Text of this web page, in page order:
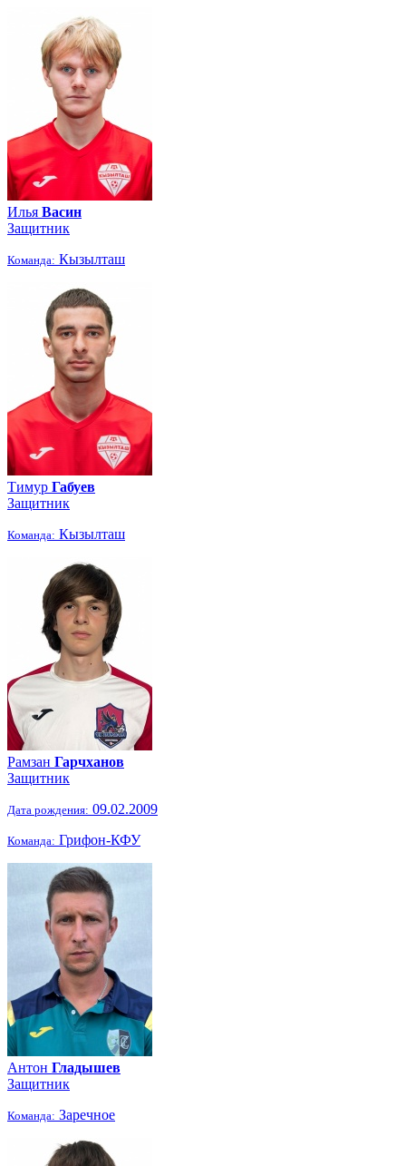
Илья Васин
Защитник
Команда: Кызылташ
Тимур Габуев
Защитник
Команда: Кызылташ
Рамзан Гарчханов
Защитник
Дата рождения: 09.02.2009
Команда: Грифон-КФУ
Антон Гладышев
Защитник
Команда: Заречное